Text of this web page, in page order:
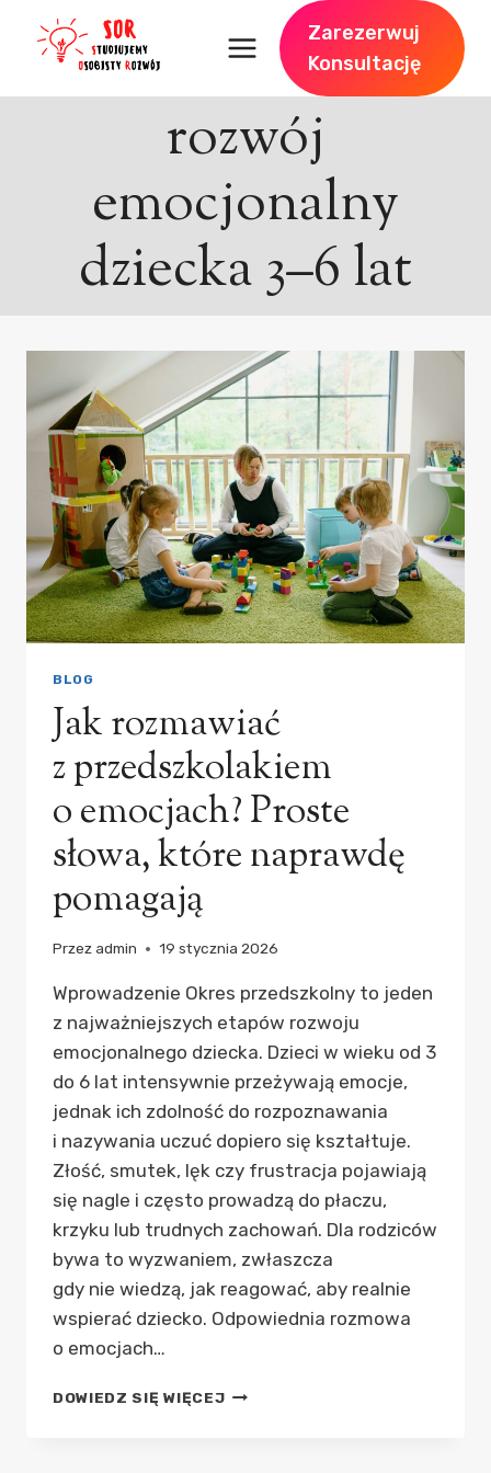
Zarezerwuj
Konsultację
rozwój
emocjonalny
dziecka 3–6 lat
BLOG
Jak rozmawiać
z przedszkolakiem
o emocjach? Proste
słowa, które naprawdę
pomagają
Przez admin 19 stycznia 2026
Wprowadzenie Okres przedszkolny to jeden
z najważniejszych etapów rozwoju
emocjonalnego dziecka. Dzieci w wieku od 3
do 6 lat intensywnie przeżywają emocje,
jednak ich zdolność do rozpoznawania
i nazywania uczuć dopiero się kształtuje.
Złość, smutek, lęk czy frustracja pojawiają
się nagle i często prowadzą do płaczu,
krzyku lub trudnych zachowań. Dla rodziców
bywa to wyzwaniem, zwłaszcza
gdy nie wiedzą, jak reagować, aby realnie
wspierać dziecko. Odpowiednia rozmowa
o emocjach…
DOWIEDZ SIĘ WIĘCEJ